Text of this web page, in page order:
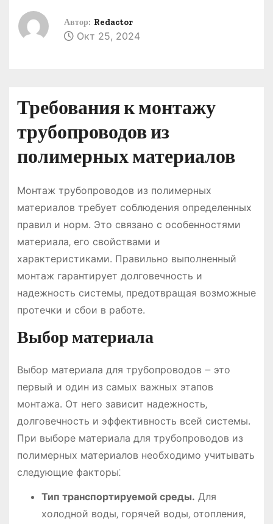
Автор: Redactor
Окт 25, 2024
Требования к монтажу
трубопроводов из
полимерных материалов
Монтаж трубопроводов из полимерных
материалов требует соблюдения определенных
правил и норм. Это связано с особенностями
материала‚ его свойствами и
характеристиками. Правильно выполненный
монтаж гарантирует долговечность и
надежность системы‚ предотвращая возможные
протечки и сбои в работе.
Выбор материала
Выбор материала для трубопроводов ౼ это
первый и один из самых важных этапов
монтажа. От него зависит надежность‚
долговечность и эффективность всей системы.
При выборе материала для трубопроводов из
полимерных материалов необходимо учитывать
следующие факторы⁚
Тип транспортируемой среды. Для
холодной воды‚ горячей воды‚ отопления‚